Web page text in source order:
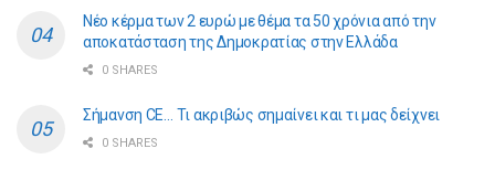
Νέο κέρμα των 2 ευρώ με θέμα τα 50 χρόνια από την
αποκατάσταση της Δημοκρατίας στην Ελλάδα
0 SHARES
Σήμανση CE… Τι ακριβώς σημαίνει και τι μας δείχνει
0 SHARES